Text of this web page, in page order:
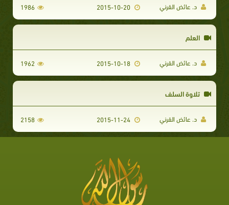
د. عائض القرني 1986
العلم
د. عائض القرني 1962
تلاوة السلف
د. عائض القرني 2158